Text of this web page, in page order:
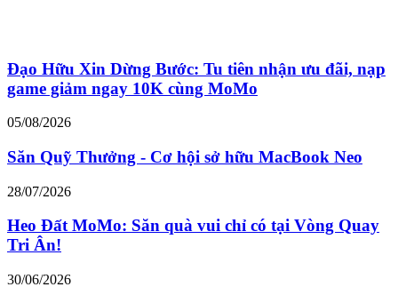
Đạo Hữu Xin Dừng Bước: Tu tiên nhận ưu đãi, nạp
game giảm ngay 10K cùng MoMo
05/08/2026
Săn Quỹ Thưởng - Cơ hội sở hữu MacBook Neo
28/07/2026
Heo Đất MoMo: Săn quà vui chỉ có tại Vòng Quay
Tri Ân!
30/06/2026